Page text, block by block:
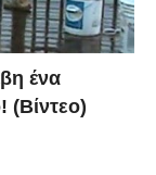
ένα
(Βίντεο)